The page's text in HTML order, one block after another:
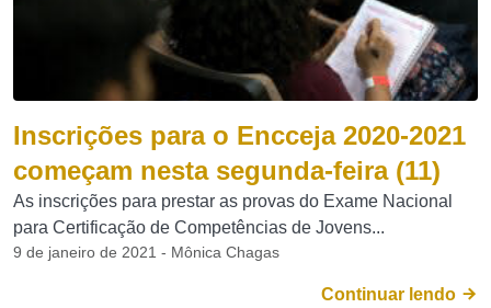
Inscrições para o Encceja 2020-2021
começam nesta segunda-feira (11)
As inscrições para prestar as provas do Exame Nacional
para Certificação de Competências de Jovens...
9 de janeiro de 2021 - Mônica Chagas
Continuar lendo